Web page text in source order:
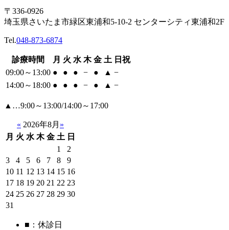
〒336-0926
埼玉県さいたま市緑区東浦和5-10-2 センターシティ東浦和2F
Tel.048-873-6874
診療時間 月 火 水 木 金 土 日祝
09:00～13:00 ● ● ● − ● ▲ −
14:00～18:00 ● ● ● − ● ▲ −
▲…9:00～13:00/14:00～17:00
« 2026年8月 »
月 火 水 木 金 土 日
1
2
3
4 5 6 7 8
9
10 11 12 13 14 15 16
17 18 19 20 21 22 23
24 25 26 27 28 29 30
31
■ ：休診日